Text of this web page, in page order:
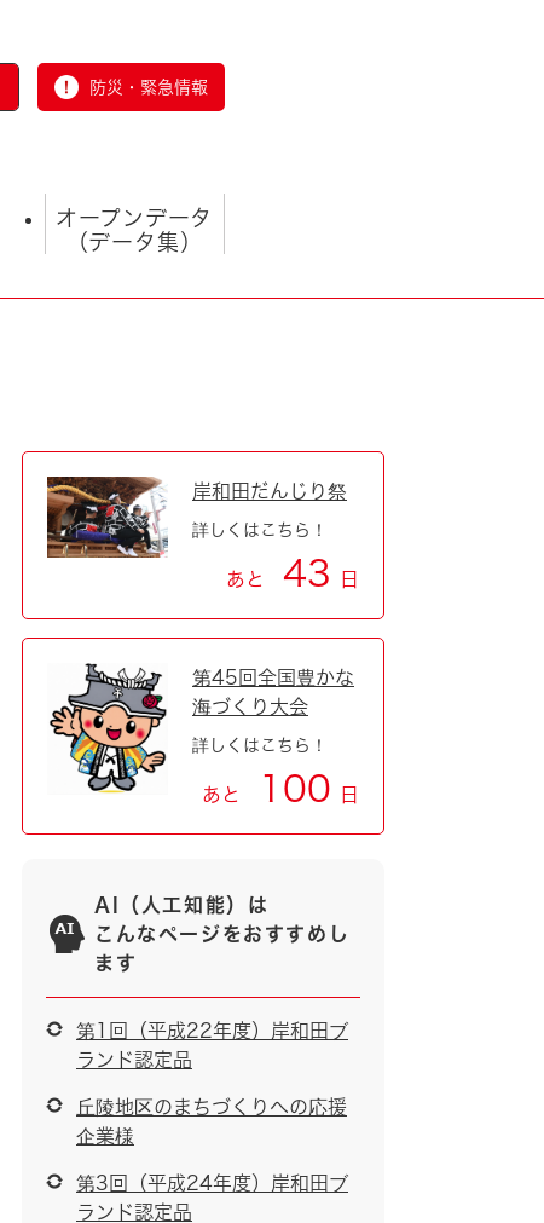
防災・緊急情報
オープンデータ
（データ集）
岸和田だんじり祭
詳しくはこちら！
あと 43 日
第45回全国豊かな
海づくり大会
詳しくはこちら！
あと 100 日
AI（人工知能）は
こんなページをおすすめし
ます
第1回（平成22年度）岸和田ブ
ランド認定品
丘陵地区のまちづくりへの応援
企業様
第3回（平成24年度）岸和田ブ
ランド認定品